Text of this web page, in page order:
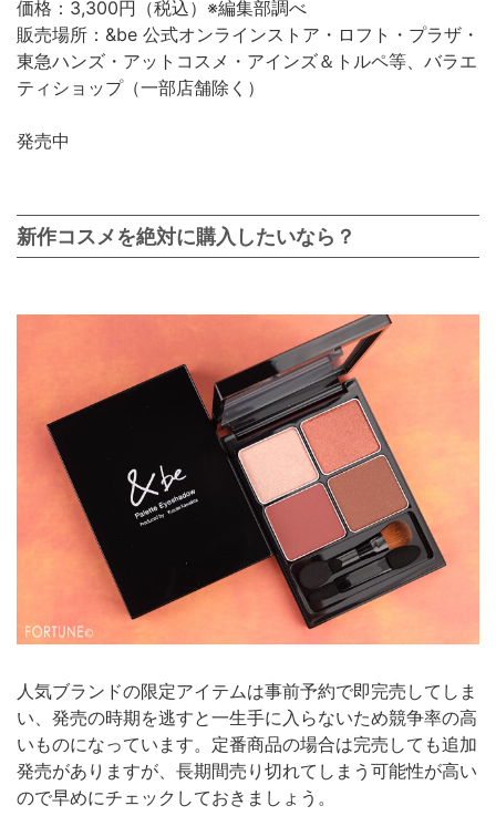
価格：3,300円（税込）※編集部調べ
販売場所：&be 公式オンラインストア・ロフト・プラザ・
東急ハンズ・アットコスメ・アインズ＆トルペ等、バラエ
ティショップ（一部店舗除く）
発売中
新作コスメを絶対に購入したいなら？
人気ブランドの限定アイテムは事前予約で即完売してしま
い、発売の時期を逃すと一生手に入らないため競争率の高
いものになっています。定番商品の場合は完売しても追加
発売がありますが、長期間売り切れてしまう可能性が高い
ので早めにチェックしておきましょう。